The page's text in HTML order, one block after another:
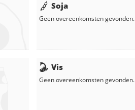
Soja
Geen overeenkomsten gevonden.
Vis
Geen overeenkomsten gevonden.